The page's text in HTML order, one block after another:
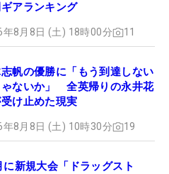
アランキング
年8月8日 (土) 18時00分 11
帆の優勝に「もう到達しない
ゃないか」 全英帰りの永井花
け止めた現実
年8月8日 (土) 10時30分 19
に新規大会「ドラッグスト